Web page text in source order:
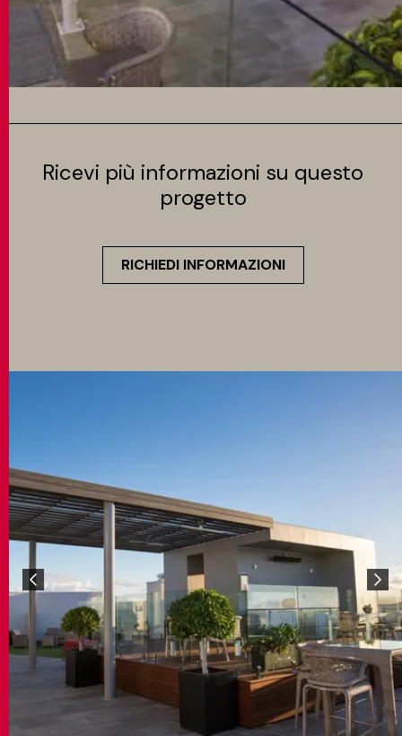
Ricevi più informazioni su questo
progetto
RICHIEDI INFORMAZIONI